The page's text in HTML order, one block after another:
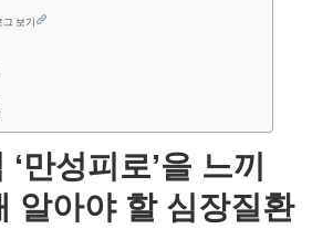
그 보기
만성피로’을 느끼
알아야 할 심장질환